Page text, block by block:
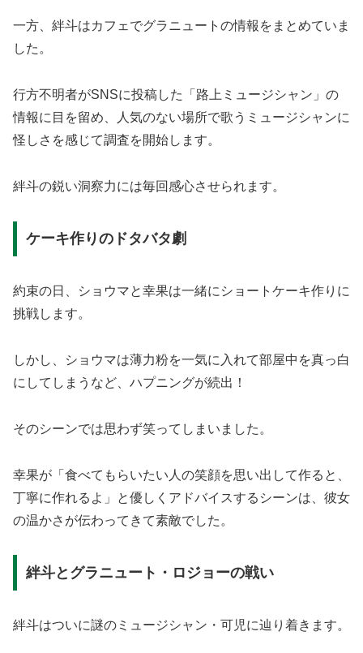
一方、絆斗はカフェでグラニュートの情報をまとめていま
した。
行方不明者がSNSに投稿した「路上ミュージシャン」の
情報に目を留め、人気のない場所で歌うミュージシャンに
怪しさを感じて調査を開始します。
絆斗の鋭い洞察力には毎回感心させられます。
ケーキ作りのドタバタ劇
約束の日、ショウマと幸果は一緒にショートケーキ作りに
挑戦します。
しかし、ショウマは薄力粉を一気に入れて部屋中を真っ白
にしてしまうなど、ハプニングが続出！
そのシーンでは思わず笑ってしまいました。
幸果が「食べてもらいたい人の笑顔を思い出して作ると、
丁寧に作れるよ」と優しくアドバイスするシーンは、彼女
の温かさが伝わってきて素敵でした。
絆斗とグラニュート・ロジョーの戦い
絆斗はついに謎のミュージシャン・可児に辿り着きます。